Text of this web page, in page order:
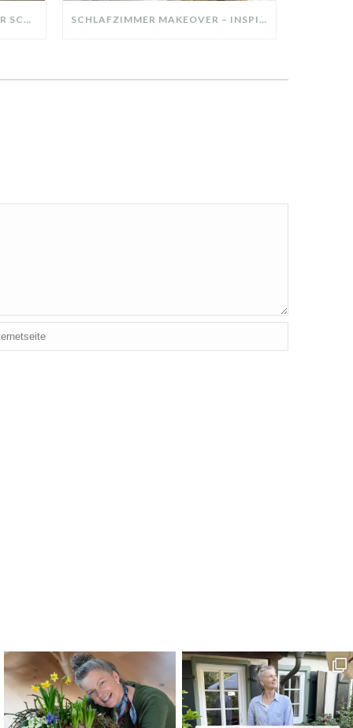
DIY-DEKO-TABLETT AUS ALTER SCHUBLADE – NACHHALTIGE HERBSTDEKO SELBER MACHEN! SCHLAFZIMMER MAKEOVER – INSPIRATION FÜR DEIN SCHLAFZIMMER: AUS ALT MACH NEU – HELL, GEMÜTLICH UND EINLADEND